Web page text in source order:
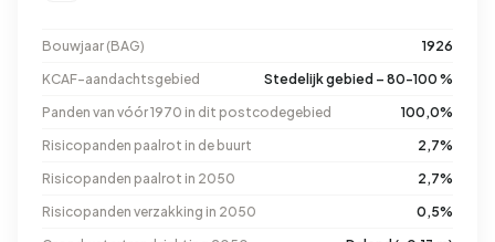
Bouwjaar (BAG)
1926
KCAF-aandachtsgebied
Stedelijk gebied – 80-100 %
Panden van vóór 1970 in dit postcodegebied
100,0%
Risicopanden paalrot in de buurt
2,7%
Risicopanden paalrot in 2050
2,7%
Risicopanden verzakking in 2050
0,5%